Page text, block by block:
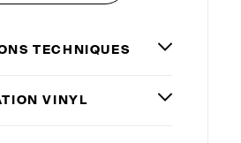
TECHNIQUES
VINYL